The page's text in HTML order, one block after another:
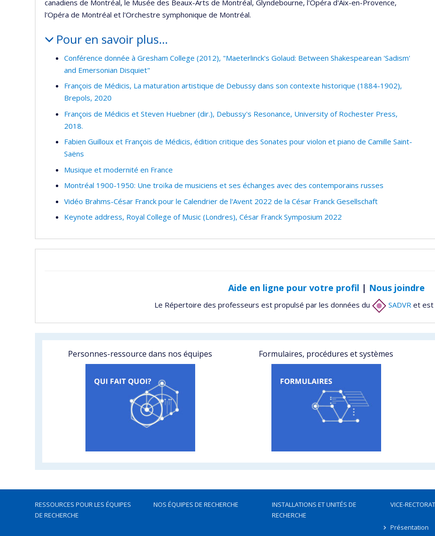
canadiens de Montréal, le Musée des Beaux-Arts de Montréal, Glyndebourne, l'Opéra d'Aix-en-Provence,
l'Opéra de Montréal et l'Orchestre symphonique de Montréal.
Pour en savoir plus…
Conférence donnée à Gresham College (2012), "Maeterlinck's Golaud: Between Shakespearean 'Sadism'
and Emersonian Disquiet"
François de Médicis, La maturation artistique de Debussy dans son contexte historique (1884-1902),
Brepols, 2020
François de Médicis et Steven Huebner (dir.), Debussy's Resonance, University of Rochester Press,
2018.
Fabien Guilloux et François de Médicis, édition critique des Sonates pour violon et piano de Camille Saint-
Saëns
Musique et modernité en France
Montréal 1900-1950: Une troïka de musiciens et ses échanges avec des contemporains russes
Vidéo Brahms-César Franck pour le Calendrier de l'Avent 2022 de la César Franck Gesellschaft
Keynote address, Royal College of Music (Londres), César Franck Symposium 2022
Aide en ligne pour votre profil | Nous joindre
Le Répertoire des professeurs est propulsé par les données du SADVRet est
Personnes-ressource dans nos équipes Formulaires, procédures et systèmes
RESSOURCES POUR LES ÉQUIPES
DE RECHERCHE
NOS ÉQUIPES DE RECHERCHE
INSTALLATIONS ET UNITÉS DE
RECHERCHE
VICE-
Présentation